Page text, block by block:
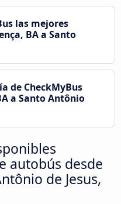
las mejores
BA a Santo
de CheckMyBus
a Santo Antônio
autobús desde
de Jesus,